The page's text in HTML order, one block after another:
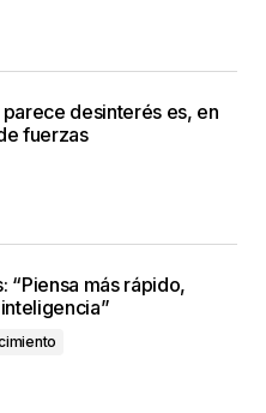
desinterés es, en
fuerzas
“Piensa más rápido,